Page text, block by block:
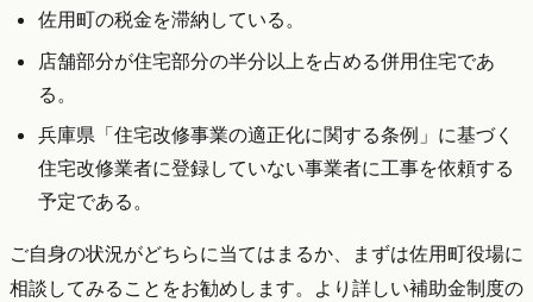
佐用町の税金を滞納している。
店舗部分が住宅部分の半分以上を占める併用住宅であ
る。
兵庫県「住宅改修事業の適正化に関する条例」に基づく
住宅改修業者に登録していない事業者に工事を依頼する
予定である。
ご自身の状況がどちらに当てはまるか、まずは佐用町役場に
相談してみることをお勧めします。より詳しい補助金制度の